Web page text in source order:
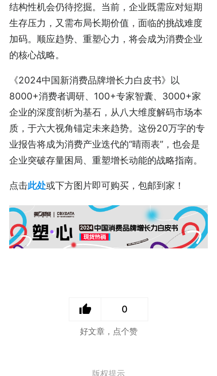
结构性机会仍待挖掘。当前，企业既需应对短期
生存压力，又需布局长期价值，面临的挑战难度
加码。顺应趋势、重塑心力，将会成为消费企业
的核心战略。
《2024中国新消费品牌增长力白皮书》以
8000+消费者调研、100+专家智囊、3000+家
企业的深度剖析为基石，从八大维度解码市场本
质，于六大视角锚定未来趋势。这份20万字的专
业报告将成为消费产业迭代的“晴雨表”，也会是
企业突破存量困局、重塑增长动能的战略指南。
点击此处或下方图片即可购买，包邮到家！
0
好文章，点个赞
版权提示